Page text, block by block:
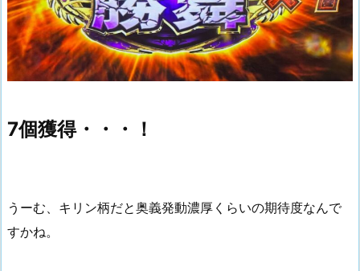
7個獲得・・・！
うーむ、キリン柄だと奥義発動濃厚くらいの期待度なんで
すかね。